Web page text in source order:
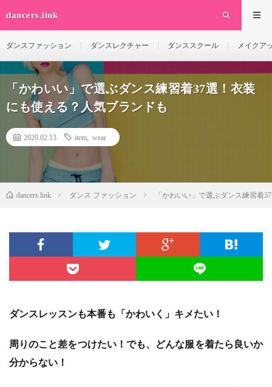
dancers.link
ダンスファッション ダンスレクチャー ダンススクール メイクア
「かわいい」で選ぶダンス練習着37選！衣装
にも使える？人気ブランドも
2020.02.13 item wear
dancers.link ダンス ファッション 「かわいい」で選ぶダンス練習着
ダンスレッスンも本番も「かわいく」キメたい！
周りのこと差をつけたい！でも、どんな服を着たら良いか
分からない！